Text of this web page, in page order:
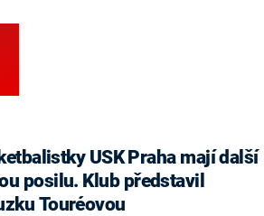
posilu. Klub představil
Touréovou